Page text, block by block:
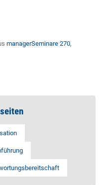
managerSeminare 270,